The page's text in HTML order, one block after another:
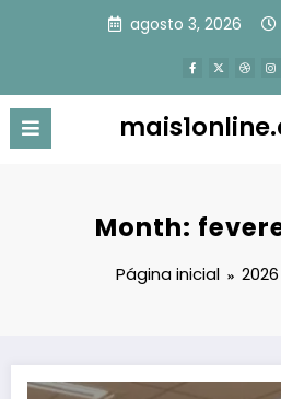
agosto 3, 2026
Month:
Página inicial 2026